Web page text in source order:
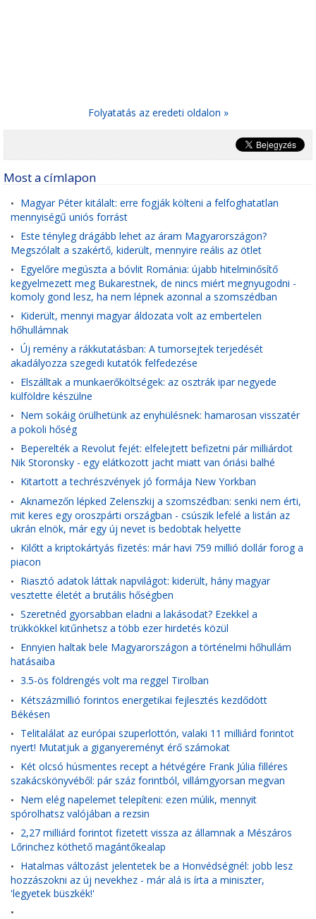
Folyatatás az eredeti oldalon »
Most a címlapon
• Magyar Péter kitálalt: erre fogják költeni a felfoghatatlan
mennyiségű uniós forrást
• Este tényleg drágább lehet az áram Magyarországon?
Megszólalt a szakértő, kiderült, mennyire reális az ötlet
• Egyelőre megúszta a bóvlit Románia: újabb hitelminősítő
kegyelmezett meg Bukarestnek, de nincs miért megnyugodni -
komoly gond lesz, ha nem lépnek azonnal a szomszédban
• Kiderült, mennyi magyar áldozata volt az embertelen
hőhullámnak
• Új remény a rákkutatásban: A tumorsejtek terjedését
akadályozza szegedi kutatók felfedezése
• Elszálltak a munkaerőköltségek: az osztrák ipar negyede
külföldre készülne
• Nem sokáig örülhetünk az enyhülésnek: hamarosan visszatér
a pokoli hőség
• Beperelték a Revolut fejét: elfelejtett befizetni pár milliárdot
Nik Storonsky - egy elátkozott jacht miatt van óriási balhé
• Kitartott a techrészvények jó formája New Yorkban
• Aknamezőn lépked Zelenszkij a szomszédban: senki nem érti,
mit keres egy oroszpárti országban - csúszik lefelé a listán az
ukrán elnök, már egy új nevet is bedobtak helyette
• Kilőtt a kriptokártyás fizetés: már havi 759 millió dollár forog a
piacon
• Riasztó adatok láttak napvilágot: kiderült, hány magyar
vesztette életét a brutális hőségben
• Szeretnéd gyorsabban eladni a lakásodat? Ezekkel a
trükkökkel kitűnhetsz a több ezer hirdetés közül
• Ennyien haltak bele Magyarországon a történelmi hőhullám
hatásaiba
• 3.5-ös földrengés volt ma reggel Tirolban
• Kétszázmillió forintos energetikai fejlesztés kezdődött
Békésen
• Telitalálat az európai szuperlottón, valaki 11 milliárd forintot
nyert! Mutatjuk a giganyereményt érő számokat
• Két olcsó húsmentes recept a hétvégére Frank Júlia filléres
szakácskönyvéből: pár száz forintból, villámgyorsan megvan
• Nem elég napelemet telepíteni: ezen múlik, mennyit
spórolhatsz valójában a rezsin
• 2,27 milliárd forintot fizetett vissza az államnak a Mészáros
Lőrinchez köthető magántőkealap
• Hatalmas változást jelentetek be a Honvédségnél: jobb lesz
hozzászokni az új nevekhez - már alá is írta a miniszter,
'legyetek büszkék!'
•